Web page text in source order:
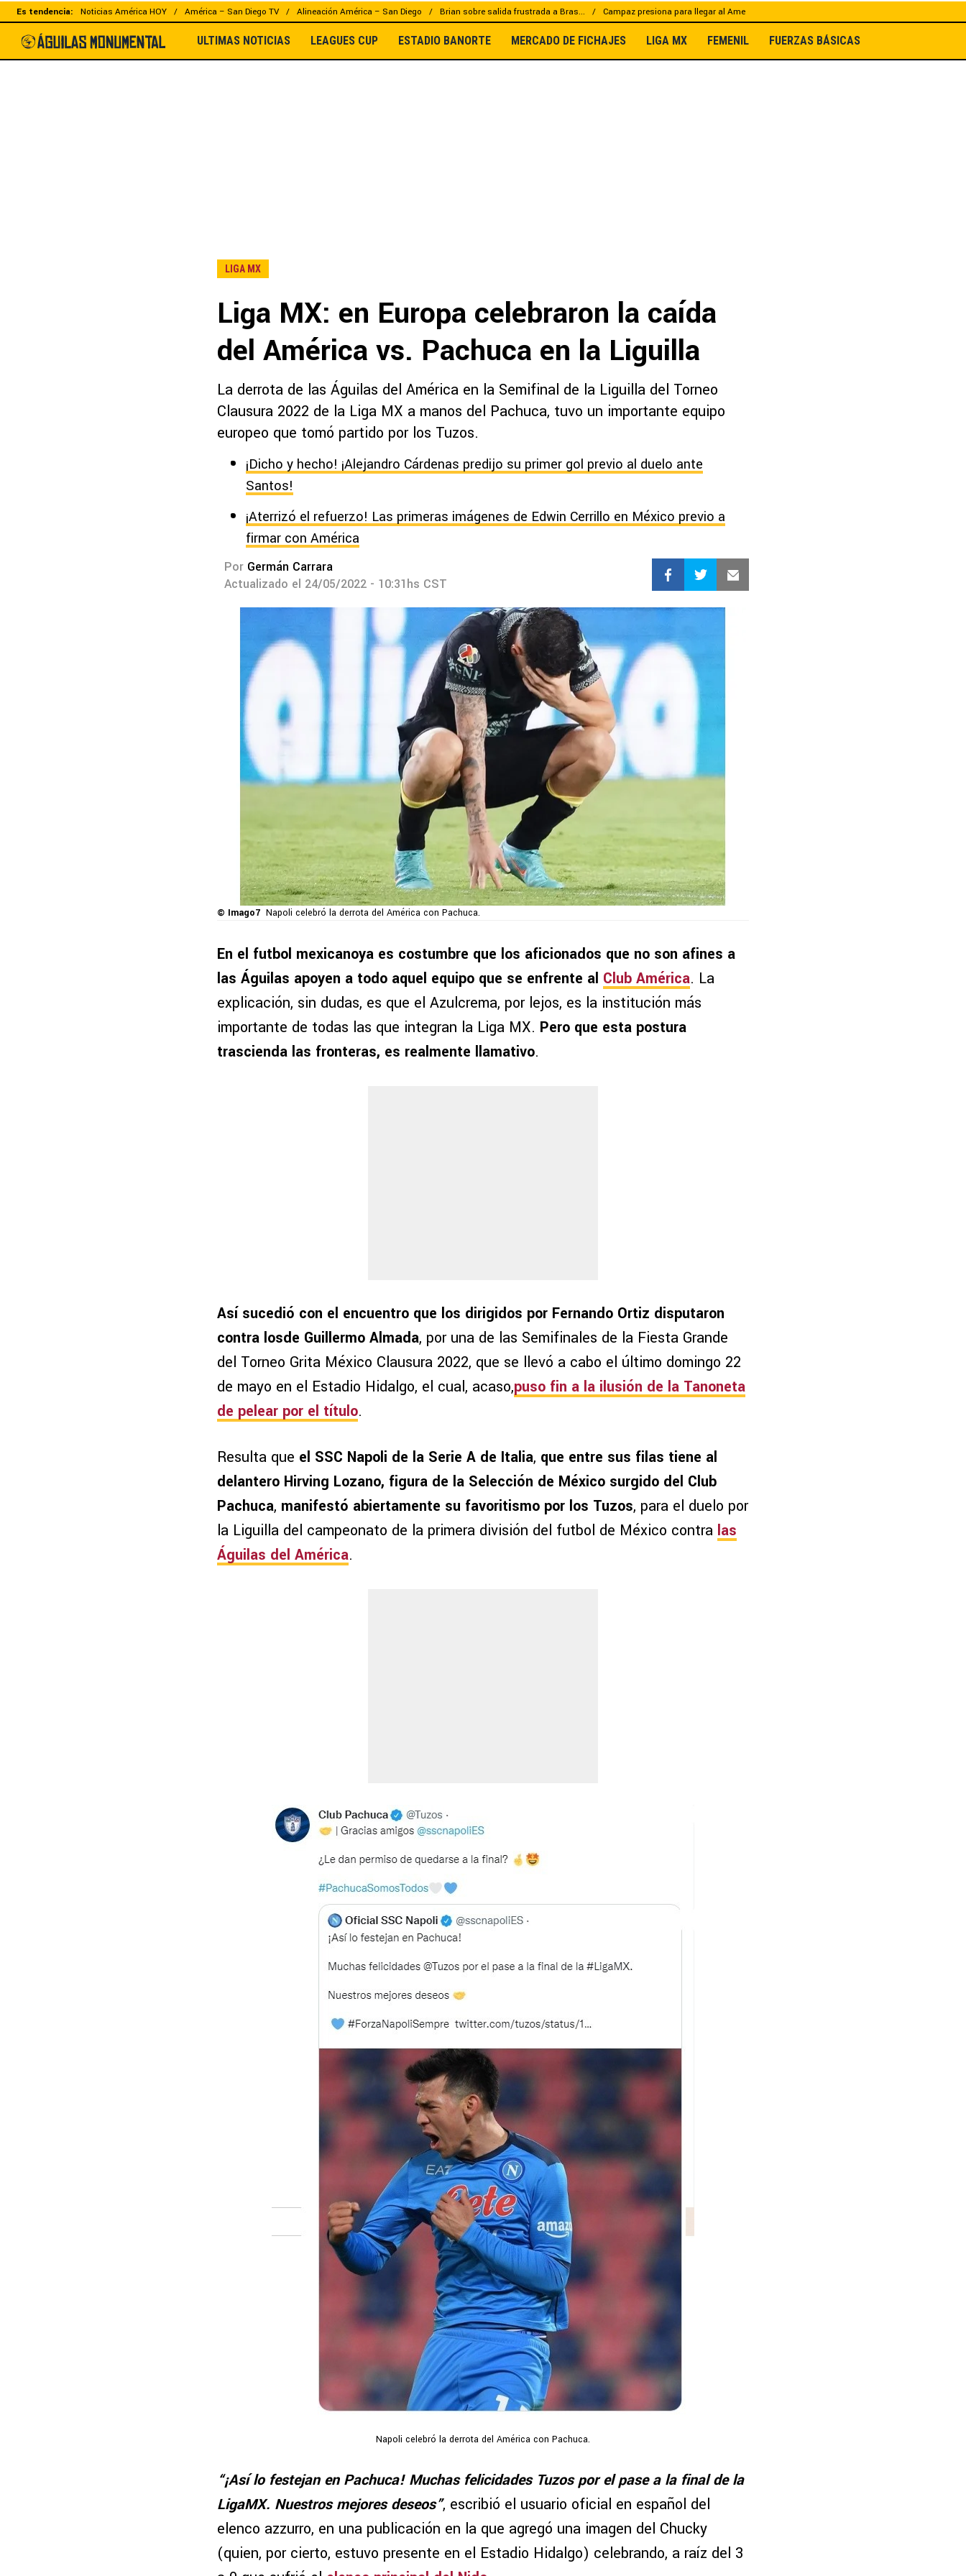
Es tendencia: Noticias América HOY América – San Diego TV Alineación América – San Diego Brian sobre salida frustrada a Bras... Campaz presiona para llegar al Ame
ULTIMAS NOTICIAS LEAGUES CUP ESTADIO BANORTE MERCADO DE FICHAJES LIGA MX FEMENIL FUERZAS BÁSICAS
LIGA MX
Liga MX: en Europa celebraron la caída
del América vs. Pachuca en la Liguilla
La derrota de las Águilas del América en la Semifinal de la Liguilla del Torneo
Clausura 2022 de la Liga MX a manos del Pachuca, tuvo un importante equipo
europeo que tomó partido por los Tuzos.
¡Dicho y hecho! ¡Alejandro Cárdenas predijo su primer gol previo al duelo ante
Santos!
¡Aterrizó el refuerzo! Las primeras imágenes de Edwin Cerrillo en México previo a
firmar con América
Por Germán Carrara
Actualizado el 24/05/2022 - 10:31hs CST
© Imago7 Napoli celebró la derrota del América con Pachuca.
En el futbol mexicanoya es costumbre que los aficionados que no son afines a
las Águilas apoyen a todo aquel equipo que se enfrente al Club América. La
explicación, sin dudas, es que el Azulcrema, por lejos, es la institución más
importante de todas las que integran la Liga MX. Pero que esta postura
trascienda las fronteras, es realmente llamativo.
Así sucedió con el encuentro que los dirigidos por Fernando Ortiz disputaron
contra losde Guillermo Almada, por una de las Semifinales de la Fiesta Grande
del Torneo Grita México Clausura 2022, que se llevó a cabo el último domingo 22
de mayo en el Estadio Hidalgo, el cual, acaso,puso fin a la ilusión de la Tanoneta
de pelear por el título.
Resulta que el SSC Napoli de la Serie A de Italia, que entre sus filas tiene al
delantero Hirving Lozano, figura de la Selección de México surgido del Club
Pachuca, manifestó abiertamente su favoritismo por los Tuzos, para el duelo por
la Liguilla del campeonato de la primera división del futbol de México contra las
Águilas del América.
Napoli celebró la derrota del América con Pachuca.
“¡Así lo festejan en Pachuca! Muchas felicidades Tuzos por el pase a la final de la
LigaMX. Nuestros mejores deseos”, escribió el usuario oficial en español del
elenco azzurro, en una publicación en la que agregó una imagen del Chucky
(quien, por cierto, estuvo presente en el Estadio Hidalgo) celebrando, a raíz del 3